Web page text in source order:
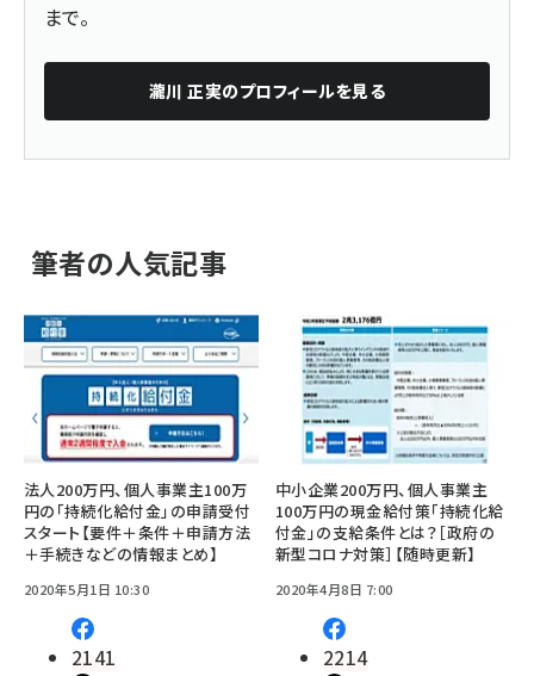
まで。
瀧川 正実のプロフィールを見る
筆者の人気記事
法人200万円、個人事業主100万
円の「持続化給付金」の申請受付
スタート【要件＋条件＋申請方法
＋手続きなどの情報まとめ】
2020年5月1日 10:30
2141
中小企業200万円、個人事業主
100万円の現金給付策「持続化給
付金」の支給条件とは？［政府の
新型コロナ対策］【随時更新】
2020年4月8日 7:00
2214